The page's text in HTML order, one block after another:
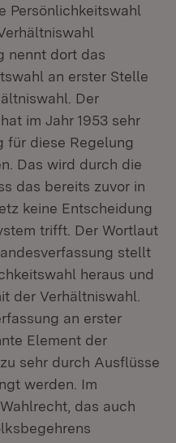
Persönlichkeitswahl
nennt dort das
an erster Stelle
Der
im Jahr 1953 sehr
für diese Regelung
Das wird durch die
das bereits zuvor in
keine Entscheidung
trifft. Der Wortlaut
stellt
heraus und
der Verhältniswahl.
an erster
Element der
sehr durch Ausflüsse
werden. Im
das auch